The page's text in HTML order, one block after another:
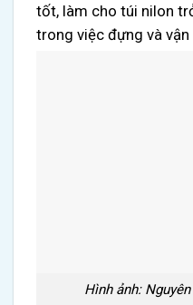
tốt, làm cho túi nilon
trong việc đựng và vận
Hình ảnh: